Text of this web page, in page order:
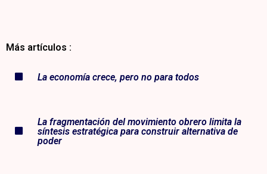
Más artículos :
La economía crece, pero no para todos
La fragmentación del movimiento obrero limita la
síntesis estratégica para construir alternativa de
poder